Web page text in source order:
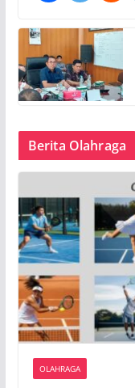
Berita Olahraga
OLAHRAGA